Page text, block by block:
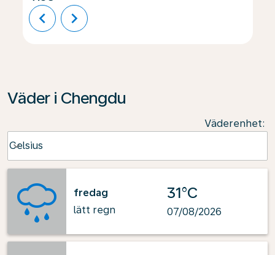
chevron_left chevron_right
Väder i Chengdu
Väderenhet:
Celsius
keyboard_arrow_down
fredag
lätt regn
31°C
07/08/2026